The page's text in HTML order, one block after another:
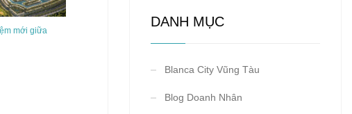
mới giữa
DANH MỤC
Blanca City Vũng Tàu
Blog Doanh Nhân